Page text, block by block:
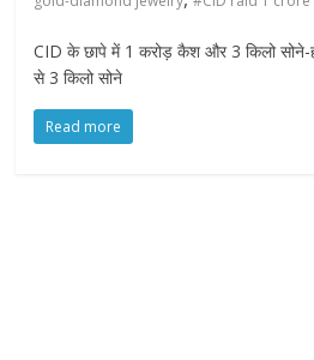
CID के छापे में 1 करोड़ कैश और 3 किलो सोने-
से 3 किलो सोने
Read more